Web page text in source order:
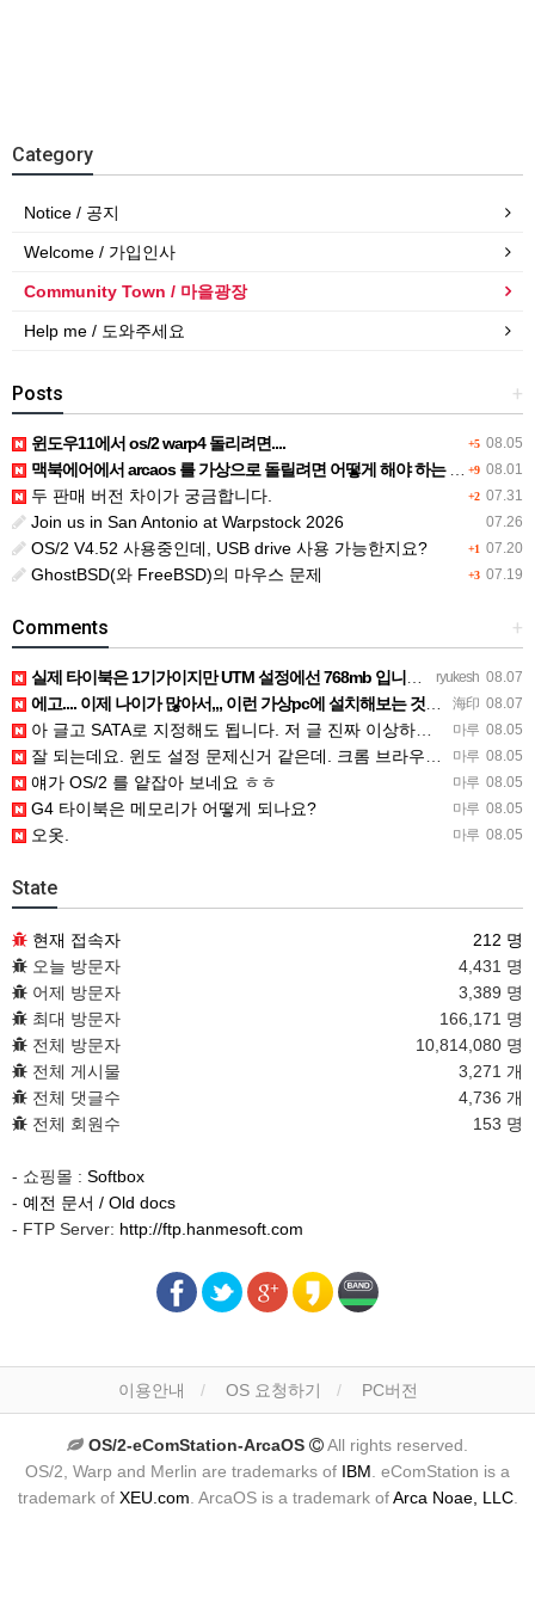
Category
Notice / 공지
Welcome / 가입인사
Community Town / 마을광장
Help me / 도와주세요
+
Posts
+5 08.05
윈도우11에서 os/2 warp4 돌리려면....
+9 08.01
맥북에어에서 arcaos 를 가상으로 돌릴려면 어떻게 해야 하는 지요?
+2 07.31
두 판매 버전 차이가 궁금합니다.
07.26
Join us in San Antonio at Warpstock 2026
+1 07.20
OS/2 V4.52 사용중인데, USB drive 사용 가능한지요?
+3 07.19
GhostBSD(와 FreeBSD)의 마우스 문제
+
Comments
ryukesh 08.07
실제 타이북은 1기가이지만 UTM 설정에선 768mb 입니다. 1기가나 그 보다 넘게 설정하면 UTM 에뮬레…
海印 08.07
에고.... 이제 나이가 많아서,,, 이런 가상pc에 설치해보는 것도 귀찮군요.. ㅎㅎ 날씨도 덥고.....…
마루 08.05
아 글고 SATA로 지정해도 됩니다. 저 글 진짜 이상하네요. 옛날꺼 퍼와서 그런거 같은데요.
마루 08.05
잘 되는데요. 윈도 설정 문제신거 같은데. 크롬 브라우저나 파폭으로 해 보세요
마루 08.05
얘가 OS/2 를 얕잡아 보네요 ㅎㅎ
마루 08.05
G4 타이북은 메모리가 어떻게 되나요?
마루 08.05
오옷.
State
현재 접속자
212 명
오늘 방문자
4,431 명
어제 방문자
3,389 명
최대 방문자
166,171 명
전체 방문자
10,814,080 명
전체 게시물
3,271 개
전체 댓글수
4,736 개
전체 회원수
153 명
- 쇼핑몰 : Softbox
- 예전 문서 / Old docs
- FTP Server: http://ftp.hanmesoft.com
이용안내 OS 요청하기 PC버전
OS/2-eComStation-ArcaOS
All rights reserved.
OS/2, Warp and Merlin are trademarks of IBM . eComStation is a
trademark of XEU.com . ArcaOS is a trademark ofArca Noae, LLC.